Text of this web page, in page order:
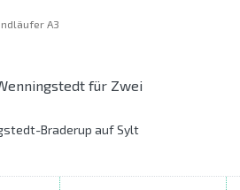
A3
für Zwei
Braderup auf Sylt